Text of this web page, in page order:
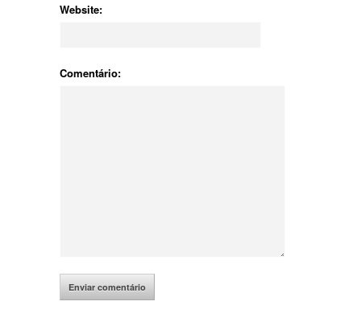
Website:
Comentário: